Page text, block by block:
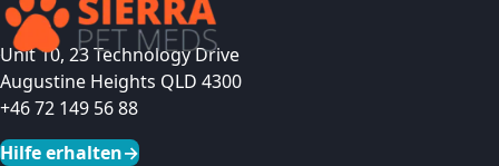
Unit 10, 23 Technology Drive
Augustine Heights QLD 4300
+46 72 149 56 88
Hilfe erhalten→